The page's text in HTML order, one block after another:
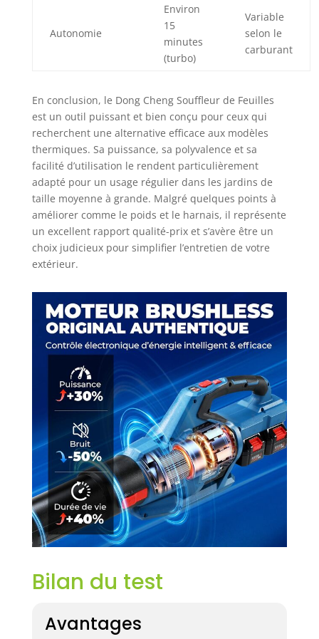
bandoulière
réglable incluse et
un poids total de
seulement 3,9 kg
(batteries
verrouillage à un
bouton et le faible
niveau sonore
rendent l’entretien
du jardin
confortable pour
les utilisateurs de
tous âges Contenu
de la livraison: 1 x
souffleur de
feuilles sans fil, 2 x
buses, 1 x
bandoulière, 1 x
carte de garantie,
1 x manuel
d’utilisation
Autonomie
Environ
15
minutes
(turbo)
Variable
selon le
carburant
En conclusion, le Dong Cheng Souffleur de Feuilles
est un outil puissant et bien conçu pour ceux qui
recherchent une alternative efficace aux modèles
thermiques. Sa puissance, sa polyvalence et sa
facilité d’utilisation le rendent particulièrement
adapté pour un usage régulier dans les jardins de
taille moyenne à grande. Malgré quelques points à
améliorer comme le poids et le harnais, il représente
un excellent rapport qualité-prix et s’avère être un
choix judicieux pour simplifier l’entretien de votre
extérieur.
Bilan du test
Avantages